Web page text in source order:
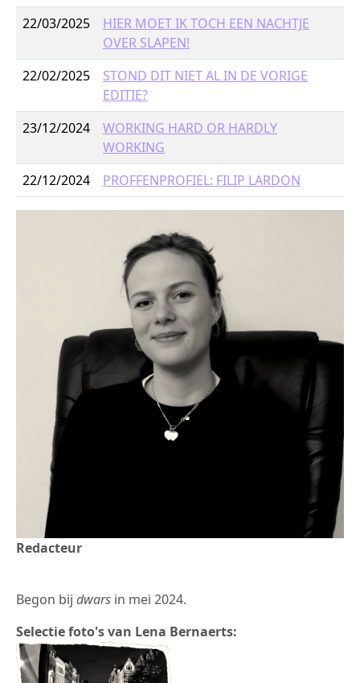
22/03/2025
HIER MOET IK TOCH EEN NACHTJE
OVER SLAPEN!
22/02/2025
STOND DIT NIET AL IN DE VORIGE
EDITIE?
23/12/2024
WORKING HARD OR HARDLY
WORKING
22/12/2024
PROFFENPROFIEL: FILIP LARDON
Redacteur
Begon bij dwars in mei 2024.
Selectie foto's van Lena Bernaerts: